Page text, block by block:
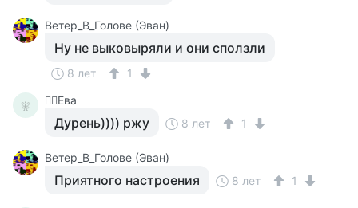
Ветер_В_Голове (Эван)
Ну не выковыряли и они сползли
8 лет 1
🧚‍ 🧚‍♀️Ева
Дурень)))) ржу 8 лет 1
Ветер_В_Голове (Эван)
Приятного настроения 8 лет 1